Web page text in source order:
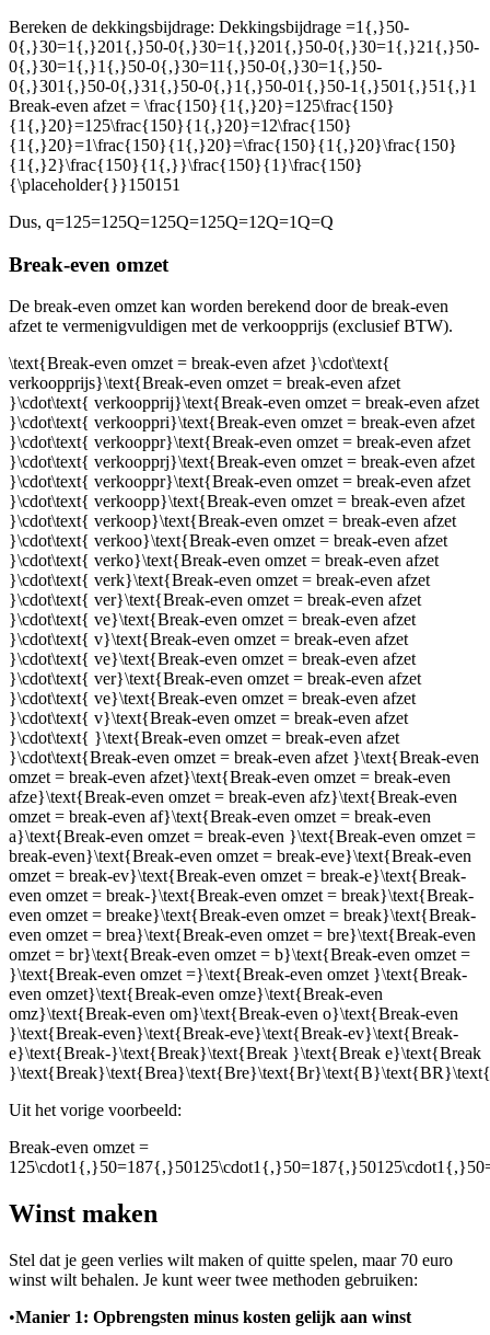
Bereken de dekkingsbijdrage: Dekkingsbijdrage =1{,}50-
0{,}30=1{,}201{,}50-0{,}30=1{,}201{,}50-0{,}30=1{,}21{,}50-
0{,}30=1{,}1{,}50-0{,}30=11{,}50-0{,}30=1{,}50-
0{,}301{,}50-0{,}31{,}50-0{,}1{,}50-01{,}50-1{,}501{,}51{,}1
Break-even afzet = \frac{150}{1{,}20}=125\frac{150}
{1{,}20}=125\frac{150}{1{,}20}=12\frac{150}
{1{,}20}=1\frac{150}{1{,}20}=\frac{150}{1{,}20}\frac{150}
{1{,}2}\frac{150}{1{,}}\frac{150}{1}\frac{150}
{\placeholder{}}150151
Dus, ⁣ q=125=125Q=125Q=125Q=12Q=1Q=Q
Break-even omzet
De break-even omzet kan worden berekend door de break-even
afzet te vermenigvuldigen met de verkoopprijs (exclusief BTW).
\text{Break-even omzet = break-even afzet }\cdot\text{
verkoopprijs}\text{Break-even omzet = break-even afzet
}\cdot\text{ verkoopprij}\text{Break-even omzet = break-even afzet
}\cdot\text{ verkooppri}\text{Break-even omzet = break-even afzet
}\cdot\text{ verkooppr}\text{Break-even omzet = break-even afzet
}\cdot\text{ verkoopprj}\text{Break-even omzet = break-even afzet
}\cdot\text{ verkooppr}\text{Break-even omzet = break-even afzet
}\cdot\text{ verkoopp}\text{Break-even omzet = break-even afzet
}\cdot\text{ verkoop}\text{Break-even omzet = break-even afzet
}\cdot\text{ verkoo}\text{Break-even omzet = break-even afzet
}\cdot\text{ verko}\text{Break-even omzet = break-even afzet
}\cdot\text{ verk}\text{Break-even omzet = break-even afzet
}\cdot\text{ ver}\text{Break-even omzet = break-even afzet
}\cdot\text{ ve}\text{Break-even omzet = break-even afzet
}\cdot\text{ v}\text{Break-even omzet = break-even afzet
}\cdot\text{ ve}\text{Break-even omzet = break-even afzet
}\cdot\text{ ver}\text{Break-even omzet = break-even afzet
}\cdot\text{ ve}\text{Break-even omzet = break-even afzet
}\cdot\text{ v}\text{Break-even omzet = break-even afzet
}\cdot\text{ }\text{Break-even omzet = break-even afzet
}\cdot\text{Break-even omzet = break-even afzet }\text{Break-even
omzet = break-even afzet}\text{Break-even omzet = break-even
afze}\text{Break-even omzet = break-even afz}\text{Break-even
omzet = break-even af}\text{Break-even omzet = break-even
a}\text{Break-even omzet = break-even }\text{Break-even omzet =
break-even}\text{Break-even omzet = break-eve}\text{Break-even
omzet = break-ev}\text{Break-even omzet = break-e}\text{Break-
even omzet = break-}\text{Break-even omzet = break}\text{Break-
even omzet = breake}\text{Break-even omzet = break}\text{Break-
even omzet = brea}\text{Break-even omzet = bre}\text{Break-even
omzet = br}\text{Break-even omzet = b}\text{Break-even omzet =
}\text{Break-even omzet =}\text{Break-even omzet }\text{Break-
even omzet}\text{Break-even omze}\text{Break-even
omz}\text{Break-even om}\text{Break-even o}\text{Break-even
}\text{Break-even}\text{Break-eve}\text{Break-ev}\text{Break-
e}\text{Break-}\text{Break}\text{Break }\text{Break e}\text{Break
Uit het vorige voorbeeld:
Break-even omzet =
Winst maken
Stel dat je geen verlies wilt maken of quitte spelen, maar 70 euro
winst wilt behalen. Je kunt weer twee methoden gebruiken:
•Manier 1: Opbrengsten minus kosten gelijk aan winst